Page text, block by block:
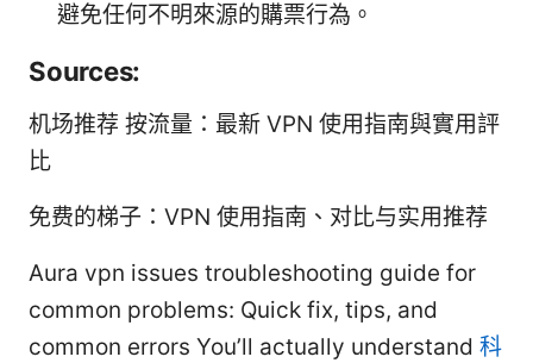
避免任何不明來源的購票行為。
Sources:
机场推荐 按流量：最新 VPN 使用指南與實用評
比
免费的梯子：VPN 使用指南、对比与实用推荐
Aura vpn issues troubleshooting guide for
common problems: Quick fix, tips, and
common errors You’ll actually understand 科